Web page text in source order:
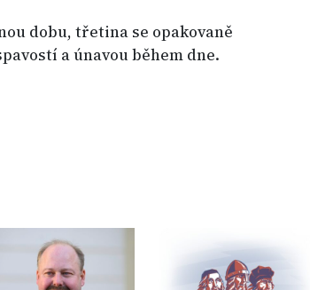
dobu, třetina se opakovaně
a únavou během dne.